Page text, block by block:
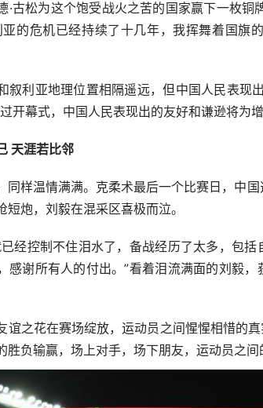
·古松为这个饱受战火之苦的国家赢下一枚
亚的危机已经持续了十几年，我挥舞着国旗
利亚地理位置相隔遥远，但中国人民表现
开幕式，中国人民表现出的友好和谦逊将为
天涯若比邻
样温情满满。克柔术最后一个比赛日，中国
短炮，刘毅在混采区喜极而泣。
控制不住泪水了，备战经历了太多，包括
感谢所有人的付出。”看着泪流满面的刘毅
之花在赛场绽放，运动员之间惺惺相惜的真
胜负输赢，场上对手，场下朋友，运动员之间